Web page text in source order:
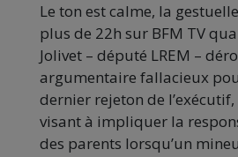
Le ton est calme, la
plus de 22h sur BFM TV
Jolivet – député LREM –
argumentaire fallacieux
dernier rejeton de
visant à impliquer la
des parents lorsqu’un